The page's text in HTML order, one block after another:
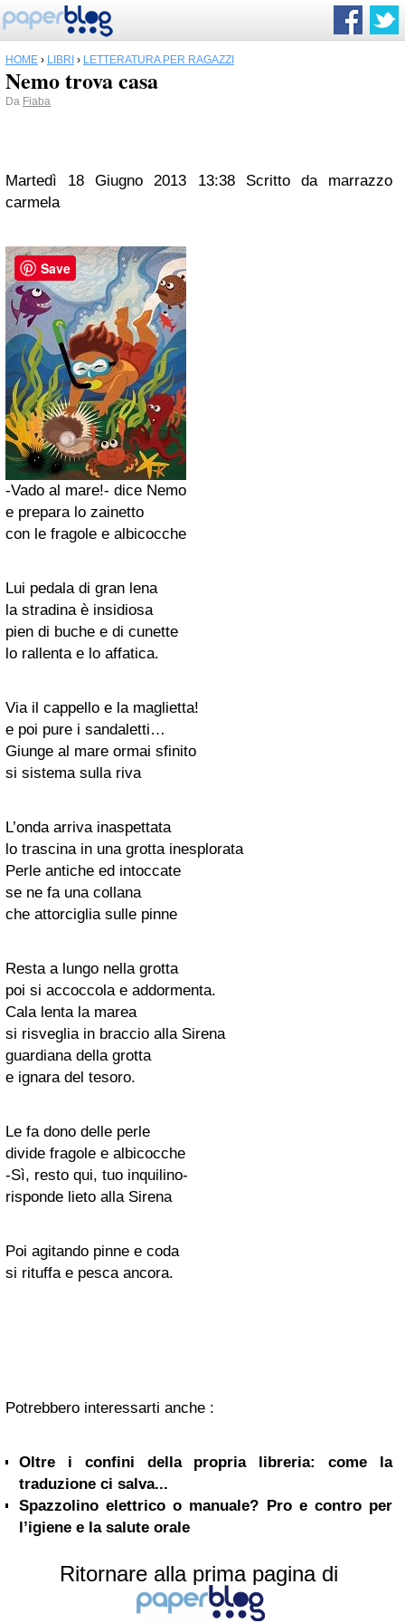
HOME › LIBRI › LETTERATURA PER RAGAZZI
Nemo trova casa
Da Fiaba
Martedì 18 Giugno 2013 13:38 Scritto da marrazzo
carmela
-Vado al mare!- dice Nemo
e prepara lo zainetto
con le fragole e albicocche
Lui pedala di gran lena
la stradina è insidiosa
pien di buche e di cunette
lo rallenta e lo affatica.
Via il cappello e la maglietta!
e poi pure i sandaletti…
Giunge al mare ormai sfinito
si sistema sulla riva
L’onda arriva inaspettata
lo trascina in una grotta inesplorata
Perle antiche ed intoccate
se ne fa una collana
che attorciglia sulle pinne
Resta a lungo nella grotta
poi si accoccola e addormenta.
Cala lenta la marea
si risveglia in braccio alla Sirena
guardiana della grotta
e ignara del tesoro.
Le fa dono delle perle
divide fragole e albicocche
-Sì, resto qui, tuo inquilino-
risponde lieto alla Sirena
Poi agitando pinne e coda
si rituffa e pesca ancora.
Potrebbero interessarti anche :
Oltre i confini della propria libreria: come la
traduzione ci salva...
Spazzolino elettrico o manuale? Pro e contro per
l’igiene e la salute orale
Ritornare alla prima pagina di
Save